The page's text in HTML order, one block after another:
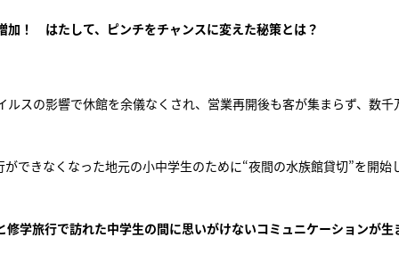
加！ はたして、ピンチをチャンスに変えた秘策とは？
スの影響で休館を余儀なくされ、営業再開後も客が集まらず、数千
できなくなった地元の小中学生のために“夜間の水族館貸切”を開始
学旅行で訪れた中学生の間に思いがけないコミュニケーションが生